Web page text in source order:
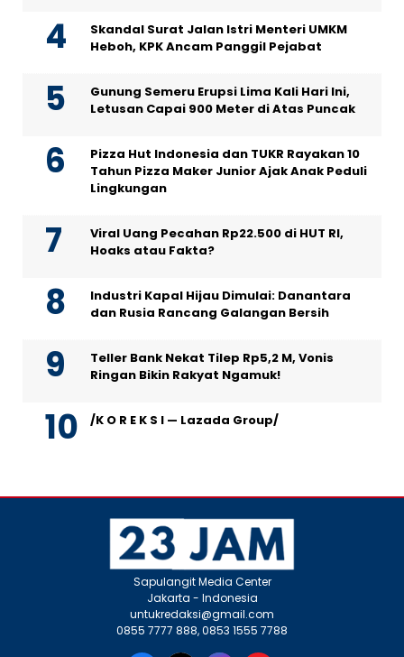
Skandal Surat Jalan Istri Menteri UMKM
Heboh, KPK Ancam Panggil Pejabat
Gunung Semeru Erupsi Lima Kali Hari Ini,
Letusan Capai 900 Meter di Atas Puncak
Pizza Hut Indonesia dan TUKR Rayakan 10
Tahun Pizza Maker Junior Ajak Anak Peduli
Lingkungan
Viral Uang Pecahan Rp22.500 di HUT RI,
Hoaks atau Fakta?
Industri Kapal Hijau Dimulai: Danantara
dan Rusia Rancang Galangan Bersih
Teller Bank Nekat Tilep Rp5,2 M, Vonis
Ringan Bikin Rakyat Ngamuk!
/K O R E K S I — Lazada Group/
Sapulangit Media Center
Jakarta - Indonesia
untukredaksi@gmail.com
0855 7777 888, 0853 1555 7788